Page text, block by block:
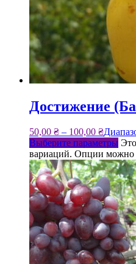
Достижение
50,00 ₴ – 100,00 ₴
Выберите параметры
вариаций. Опции можно